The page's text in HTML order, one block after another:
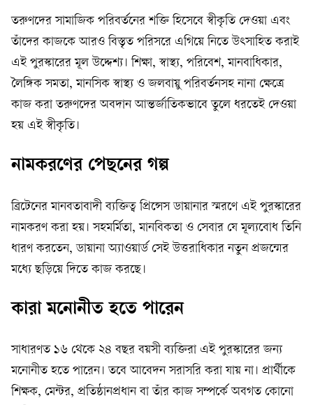
তরুণদের সামাজিক পরিবর্তনের শক্তি হিসেবে স্বীকৃতি দেওয়া এবং
তাঁদের কাজকে আরও বিস্তৃত পরিসরে এগিয়ে নিতে উৎসাহিত করাই
এই পুরস্কারের মূল উদ্দেশ্য। শিক্ষা, স্বাস্থ্য, পরিবেশ, মানবাধিকার,
লৈঙ্গিক সমতা, মানসিক স্বাস্থ্য ও জলবায়ু পরিবর্তনসহ নানা ক্ষেত্রে
কাজ করা তরুণদের অবদান আন্তর্জাতিকভাবে তুলে ধরতেই দেওয়া
হয় এই স্বীকৃতি।
নামকরণের পেছনের গল্প
ব্রিটেনের মানবতাবাদী ব্যক্তিত্ব প্রিন্সেস ডায়ানার স্মরণে এই পুরস্কারের
নামকরণ করা হয়। সহমর্মিতা, মানবিকতা ও সেবার যে মূল্যবোধ তিনি
ধারণ করতেন, ডায়ানা অ্যাওয়ার্ড সেই উত্তরাধিকার নতুন প্রজন্মের
মধ্যে ছড়িয়ে দিতে কাজ করছে।
কারা মনোনীত হতে পারেন
সাধারণত ১৬ থেকে ২৪ বছর বয়সী ব্যক্তিরা এই পুরস্কারের জন্য
মনোনীত হতে পারেন। তবে আবেদন সরাসরি করা যায় না। প্রার্থীকে
শিক্ষক, মেন্টর, প্রতিষ্ঠানপ্রধান বা তাঁর কাজ সম্পর্কে অবগত কোনো